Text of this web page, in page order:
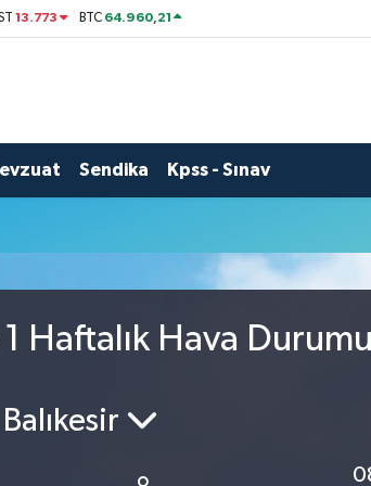
13.773 BTC 64.960,21
Sendika Kpss - Sınav
Haftalık Hava
Balıkesir